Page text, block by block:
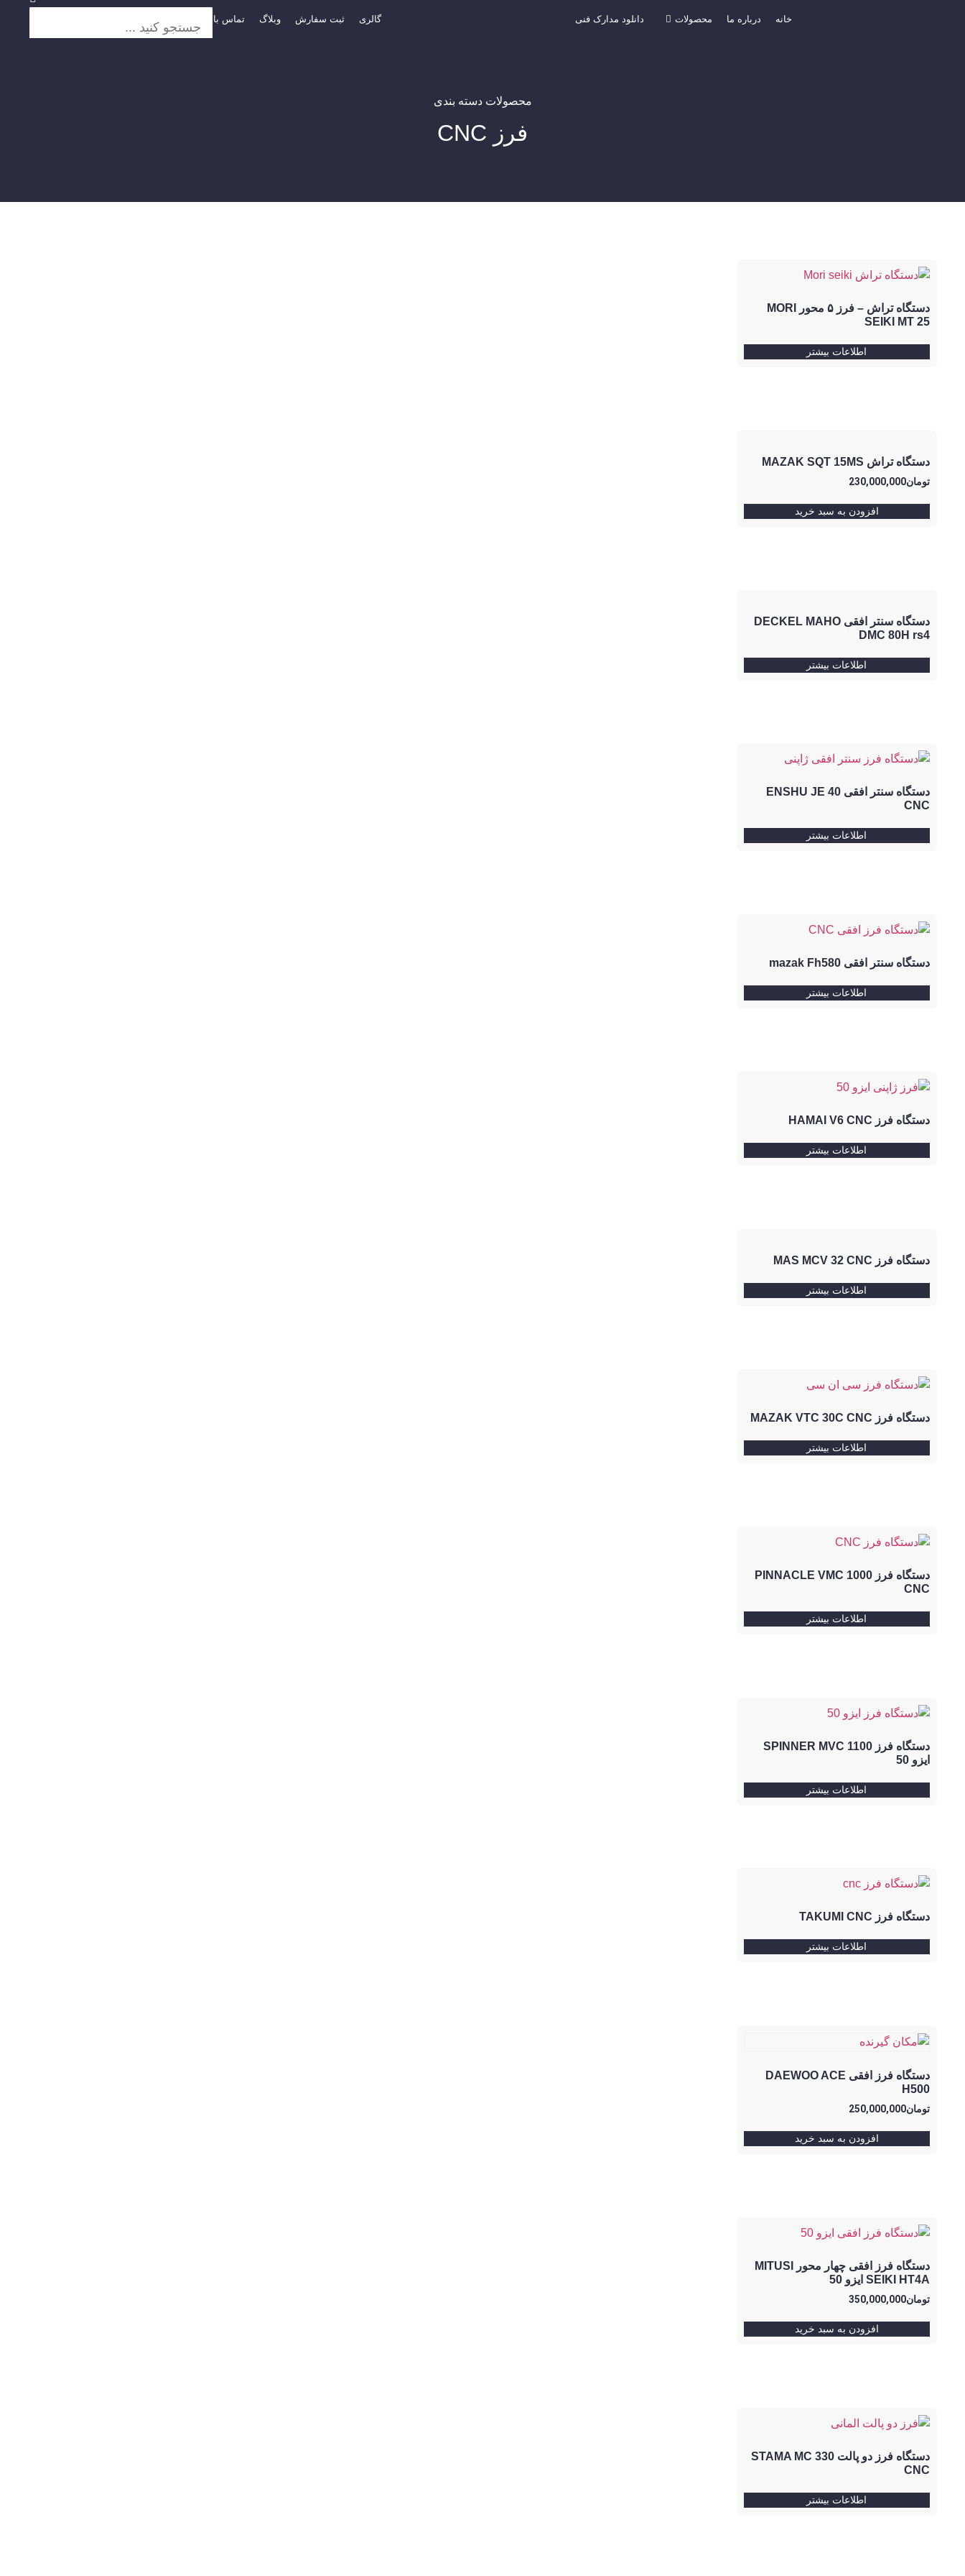
خانه درباره ما محصولات دانلود مدارک فنی گالری ثبت سفارش وبلاگ تماس با ما
محصولات دسته بندی
فرز CNC
دستگاه تراش – فرز ۵ محور MORI
SEIKI MT 25
اطلاعات بیشتر
دستگاه تراش MAZAK SQT 15MS
تومان230,000,000
افزودن به سبد خرید
دستگاه سنتر افقی DECKEL MAHO
DMC 80H rs4
اطلاعات بیشتر
دستگاه سنتر افقی ENSHU JE 40
CNC
اطلاعات بیشتر
دستگاه سنتر افقی mazak Fh580
اطلاعات بیشتر
دستگاه فرز HAMAI V6 CNC
اطلاعات بیشتر
دستگاه فرز MAS MCV 32 CNC
اطلاعات بیشتر
دستگاه فرز MAZAK VTC 30C CNC
اطلاعات بیشتر
دستگاه فرز PINNACLE VMC 1000
CNC
اطلاعات بیشتر
دستگاه فرز SPINNER MVC 1100
ایزو 50
اطلاعات بیشتر
دستگاه فرز TAKUMI CNC
اطلاعات بیشتر
دستگاه فرز افقی DAEWOO ACE
H500
تومان250,000,000
افزودن به سبد خرید
دستگاه فرز افقی چهار محور MITUSI
SEIKI HT4A ایزو 50
تومان350,000,000
افزودن به سبد خرید
دستگاه فرز دو پالت STAMA MC 330
CNC
اطلاعات بیشتر